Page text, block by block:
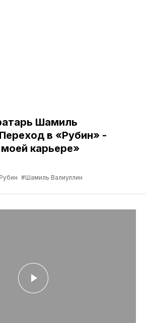
Шамиль
в «Рубин» -
карьере»
#Шамиль Валиуллин